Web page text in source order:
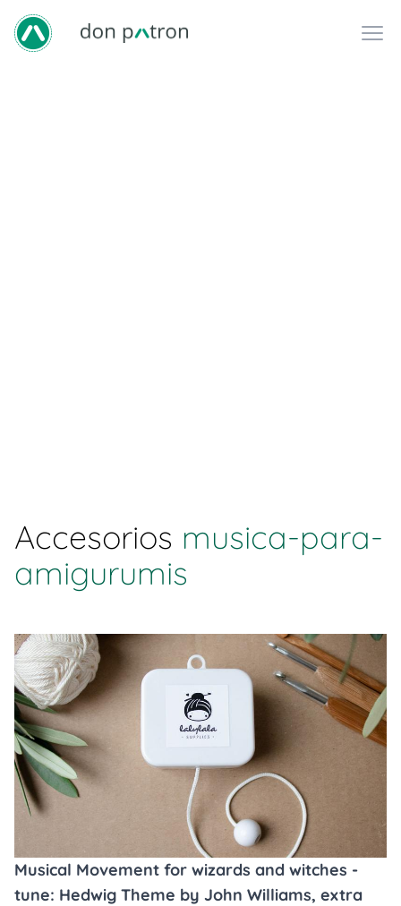
Accesorios musica-para-
amigurumis
Musical Movement for wizards and witches -
tune: Hedwig Theme by John Williams, extra